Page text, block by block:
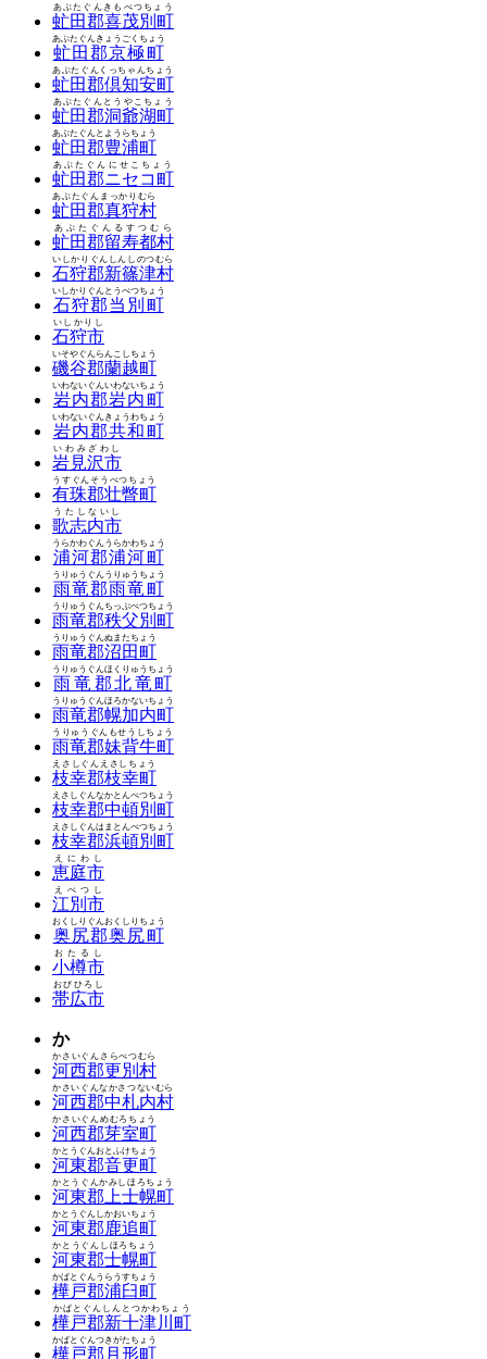
虻田郡喜茂別町
あぶたぐんきもべつちょう
虻田郡京極町
あぶたぐんきょうごくちょう
虻田郡倶知安町
あぶたぐんくっちゃんちょう
虻田郡洞爺湖町
あぶたぐんとうやこちょう
虻田郡豊浦町
あぶたぐんとようらちょう
虻田郡ニセコ町
あぶたぐんにせこちょう
虻田郡真狩村
あぶたぐんまっかりむら
虻田郡留寿都村
あぶたぐんるすつむら
石狩郡新篠津村
いしかりぐんしんしのつむら
石狩郡当別町
いしかりぐんとうべつちょう
石狩市
いしかりし
磯谷郡蘭越町
いそやぐんらんこしちょう
岩内郡岩内町
いわないぐんいわないちょう
岩内郡共和町
いわないぐんきょうわちょう
岩見沢市
いわみざわし
有珠郡壮瞥町
うすぐんそうべつちょう
歌志内市
うたしないし
浦河郡浦河町
うらかわぐんうらかわちょう
雨竜郡雨竜町
うりゅうぐんうりゅうちょう
雨竜郡秩父別町
うりゅうぐんちっぷべつちょう
雨竜郡沼田町
うりゅうぐんぬまたちょう
雨竜郡北竜町
うりゅうぐんほくりゅうちょう
雨竜郡幌加内町
うりゅうぐんほろかないちょう
雨竜郡妹背牛町
うりゅうぐんもせうしちょう
枝幸郡枝幸町
えさしぐんえさしちょう
枝幸郡中頓別町
えさしぐんなかとんべつちょう
枝幸郡浜頓別町
えさしぐんはまとんべつちょう
恵庭市
えにわし
江別市
えべつし
奥尻郡奥尻町
おくしりぐんおくしりちょう
小樽市
おたるし
帯広市
おびひろし
か
河西郡更別村
かさいぐんさらべつむら
河西郡中札内村
かさいぐんなかさつないむら
河西郡芽室町
かさいぐんめむろちょう
河東郡音更町
かとうぐんおとふけちょう
河東郡上士幌町
かとうぐんかみしほろちょう
河東郡鹿追町
かとうぐんしかおいちょう
河東郡士幌町
かとうぐんしほろちょう
樺戸郡浦臼町
かばとぐんうらうすちょう
樺戸郡新十津川町
かばとぐんしんとつかわちょう
樺戸郡月形町
かばとぐんつきがたちょう